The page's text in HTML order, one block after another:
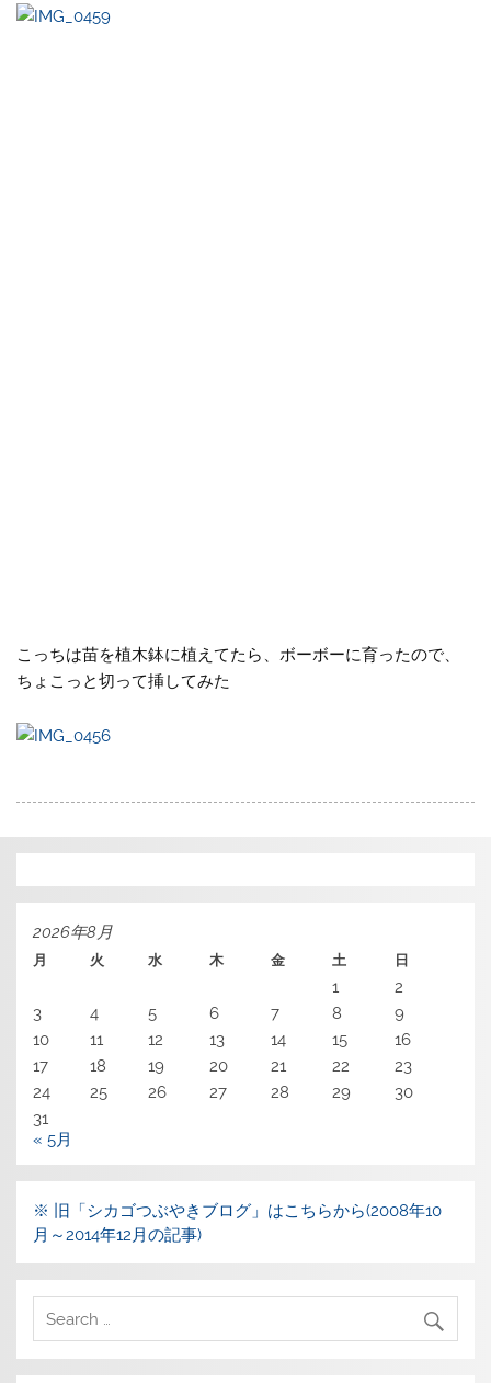
こっちは苗を植木鉢に植えてたら、ボーボーに育ったので、
ちょこっと切って挿してみた
2026年8月
月 火 水 木 金 土 日
1
2
3
4 5 6 7 8
9
10
11 12 13 14 15
16
17
18 19 20 21 22
23
24
25 26 27 28 29
30
31
« 5月
※ 旧「シカゴつぶやきブログ」はこちらから(2008年10
月～2014年12月の記事)